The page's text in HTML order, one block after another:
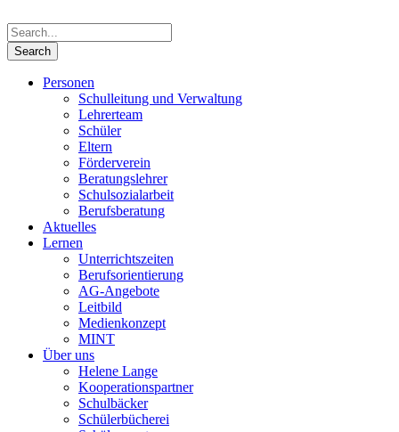
Personen
Schulleitung und Verwaltung
Lehrerteam
Schüler
Eltern
Förderverein
Beratungslehrer
Schulsozialarbeit
Berufsberatung
Aktuelles
Lernen
Unterrichtszeiten
Berufsorientierung
AG-Angebote
Leitbild
Medienkonzept
MINT
Über uns
Helene Lange
Kooperationspartner
Schulbäcker
Schülerbücherei